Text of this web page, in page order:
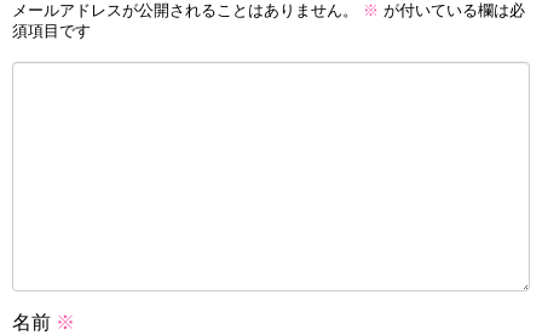
メールアドレスが公開されることはありません。 ※ が付いている欄は必
須項目です
名前 ※